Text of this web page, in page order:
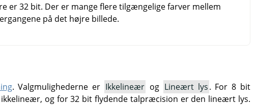
er 32 bit. Der er mange flere tilgængelige farver mellem
på det højre billede.
. Valgmulighederne er Ikkelineær og Lineært lys. For 8 bit
og for 32 bit flydende talpræcision er den lineært lys.